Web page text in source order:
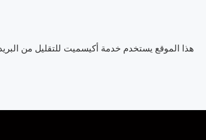
هذا الموقع يستخدم خدمة أكيسميت للتقليل من